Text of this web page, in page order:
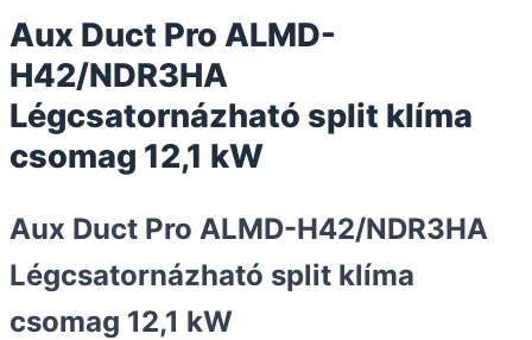
Aux Duct Pro ALMD-
H42/NDR3HA
Légcsatornázható split klíma
csomag 12,1 kW
Aux Duct Pro ALMD-H42/NDR3HA
Légcsatornázható split klíma
csomag 12,1 kW